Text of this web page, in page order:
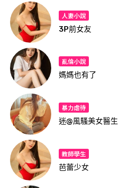
人妻小說
3P前女友
亂倫小說
媽媽也有了
暴力虐待
迷@風騷美女醫生
教師學生
芭蕾少女